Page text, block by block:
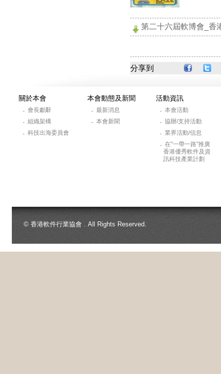
第二十六屆軟博會_香
分享到
關於本會
- 會長獻辭
- 組織架構
- 科技出海委員會
本會動態及新聞
- 最新消息
- 本會新聞
活動資訊
- 本會活動
- 協辦/支持活動
- 業界活動/信息
- 在"一帶一路"推廣
香港優秀軟件及資
訊科技產業計劃
© 香港軟件行業協會 . All Rights Reserved.